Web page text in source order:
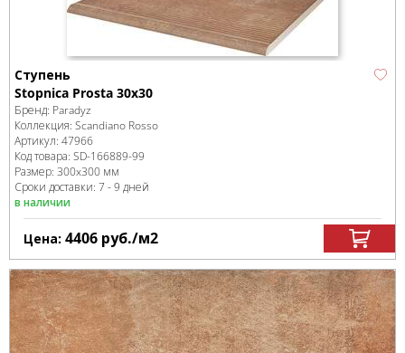
Ступень
Stopnica Prosta 30x30
Бренд: Paradyz
Коллекция: Scandiano Rosso
Артикул: 47966
Код товара: SD-166889-99
Размер: 300x300 мм
Сроки доставки: 7 - 9 дней
в наличии
Цена: 4406 руб./м2